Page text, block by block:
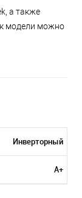
а также
к модели можно
Инверторный
A+